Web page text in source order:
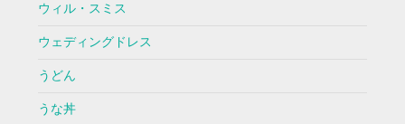
ウィル・スミス
ウェディングドレス
うどん
うな丼